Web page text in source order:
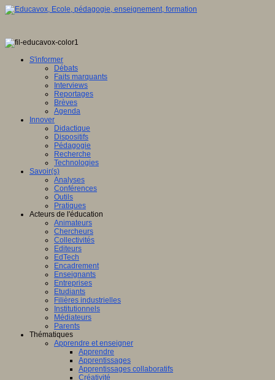
S'informer
Débats
Faits marquants
Interviews
Reportages
Brèves
Agenda
Innover
Didactique
Dispositifs
Pédagogie
Recherche
Technologies
Savoir(s)
Analyses
Conférences
Outils
Pratiques
Acteurs de l'éducation
Animateurs
Chercheurs
Collectivités
Editeurs
EdTech
Encadrement
Enseignants
Entreprises
Etudiants
Filières industrielles
Institutionnels
Médiateurs
Parents
Thématiques
Apprendre et enseigner
Apprendre
Apprentissages
Apprentissages collaboratifs
Créativité